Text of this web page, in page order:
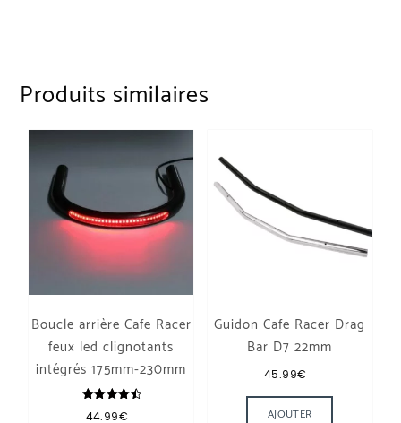
Produits similaires
Boucle arrière Cafe Racer
feux led clignotants
intégrés 175mm-230mm
4.67
44.99€
Guidon Cafe Racer Drag
Bar D7 22mm
45.99€
AJOUTER
Ce produit